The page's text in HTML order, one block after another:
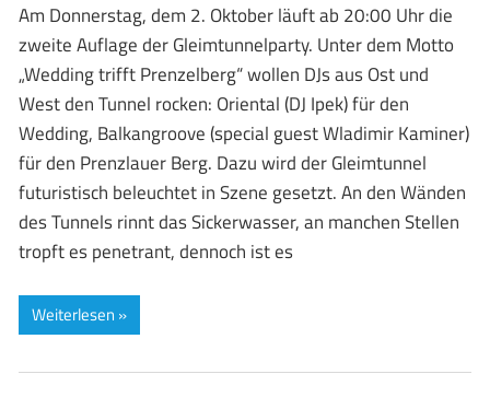
Am Donnerstag, dem 2. Oktober läuft ab 20:00 Uhr die
zweite Auflage der Gleimtunnelparty. Unter dem Motto
„Wedding trifft Prenzelberg“ wollen DJs aus Ost und
West den Tunnel rocken: Oriental (DJ Ipek) für den
Wedding, Balkangroove (special guest Wladimir Kaminer)
für den Prenzlauer Berg. Dazu wird der Gleimtunnel
futuristisch beleuchtet in Szene gesetzt. An den Wänden
des Tunnels rinnt das Sickerwasser, an manchen Stellen
tropft es penetrant, dennoch ist es
Weiterlesen